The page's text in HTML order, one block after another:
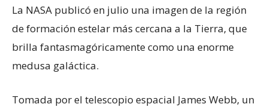
La NASA publicó en julio una imagen de la región
de formación estelar más cercana a la Tierra, que
brilla fantasmagóricamente como una enorme
medusa galáctica.
Tomada por el telescopio espacial James Webb, un